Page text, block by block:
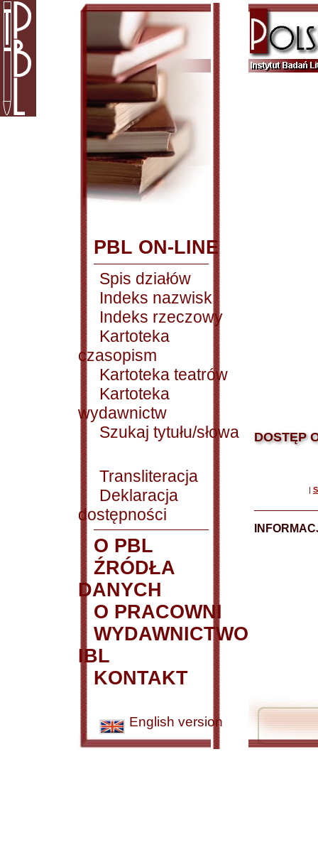
PBL ON-LINE
Spis działów
Indeks nazwisk
Indeks rzeczowy
Kartoteka
czasopism
Kartoteka teatrów
Kartoteka
wydawnictw
Szukaj tytułu/słowa
Transliteracja
Deklaracja
dostępności
O PBL
ŹRÓDŁA
DANYCH
O PRACOWNI
WYDAWNICTWO
IBL
KONTAKT
English version
DOSTĘP
|